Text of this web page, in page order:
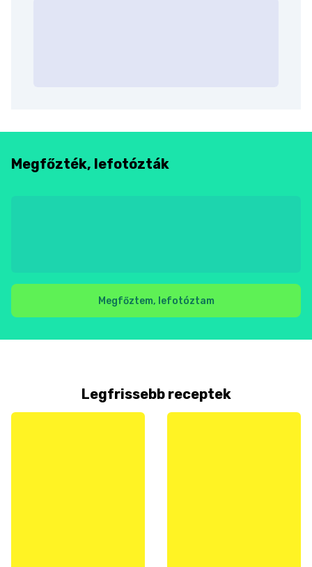
Megfőzték, lefotózták
Megfőztem, lefotóztam
Legfrissebb receptek